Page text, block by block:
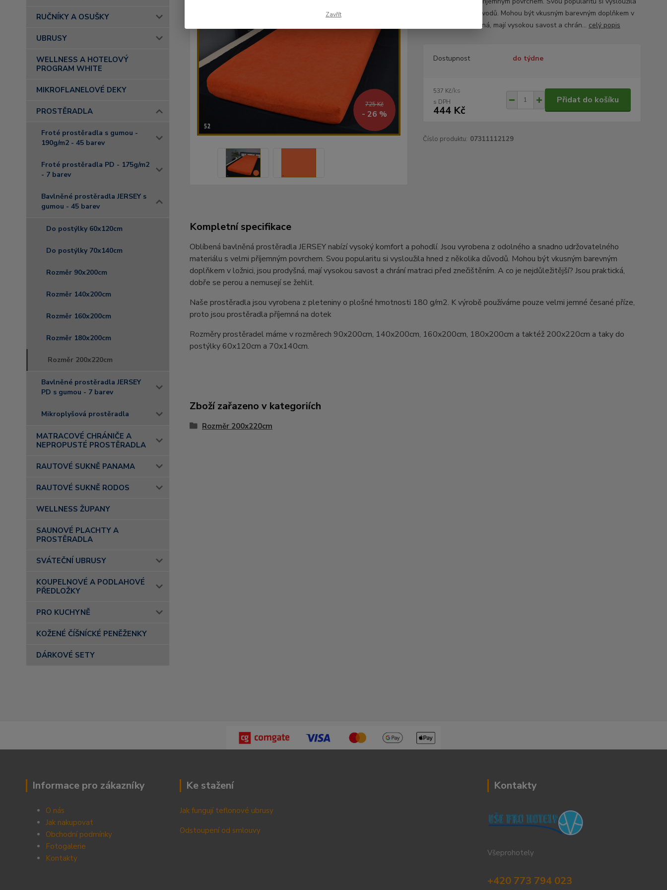
RUČNÍKY A OSUŠKY
UBRUSY
WELLNESS A HOTELOVÝ
PROGRAM WHITE
MIKROFLANELOVÉ DEKY
PROSTĚRADLA
Froté prostěradla s gumou -
190g/m2 - 45 barev
Froté prostěradla PD - 175g/m2
- 7 barev
Bavlněné prostěradla JERSEY s
gumou - 45 barev
Do postýlky 60x120cm
Do postýlky 70x140cm
Rozměr 90x200cm
Rozměr 140x200cm
Rozměr 160x200cm
Rozměr 180x200cm
Rozměr 200x220cm
Bavlněné prostěradla JERSEY
PD s gumou - 7 barev
Mikroplyšová prostěradla
MATRACOVÉ CHRÁNIČE A
NEPROPUSTÉ PROSTĚRADLA
RAUTOVÉ SUKNĚ PANAMA
RAUTOVÉ SUKNĚ RODOS
WELLNESS ŽUPANY
SAUNOVÉ PLACHTY A
PROSTĚRADLA
SVÁTEČNÍ UBRUSY
KOUPELNOVÉ A PODLAHOVÉ
PŘEDLOŽKY
PRO KUCHYNĚ
KOŽENÉ ČÍŠNÍCKÉ PENĚŽENKY
DÁRKOVÉ SETY
725 Kč
- 26 %
hned z několika důvodů. Mohou být vkusným barevným doplňkem v
ložnici, jsou prodyšná, mají vysokou savost a chrán... celý popis
Dostupnost do týdne
537 Kč/ks
444 Kč
Přidat do košíku
Číslo produktu: 07311112129
Kompletní specifikace
Oblíbená bavlněná prostěradla JERSEY nabízí vysoký komfort a pohodlí. Jsou vyrobena z odolného a snadno udržovatelného
materiálu s velmi příjemným povrchem. Svou popularitu si vysloužila hned z několika důvodů. Mohou být vkusným barevným
doplňkem v ložnici, jsou prodyšná, mají vysokou savost a chrání matraci před znečištěním. A co je nejdůležitější? Jsou praktická,
dobře se perou a nemusejí se žehlit.
Naše prostěradla jsou vyrobena z pleteniny o plošné hmotnosti 180 g/m2. K výrobě používáme pouze velmi jemné česané příze,
proto jsou prostěradla příjemná na dotek
Rozměry prostěradel máme v rozměrech 90x200cm, 140x200cm, 160x200cm, 180x200cm a taktéž 200x220cm a taky do
postýlky 60x120cm a 70x140cm.
Zboží zařazeno v kategoriích
Rozměr 200x220cm
Informace pro zákazníky
O nás
Jak nakupovat
Obchodní podmínky
Fotogalerie
Kontakty
Ke stažení
Jak fungují teflonové ubrusy
Odstoupení od smlouvy
Kontakty
Všeprohotely
+420 773 794 023
Zavřít